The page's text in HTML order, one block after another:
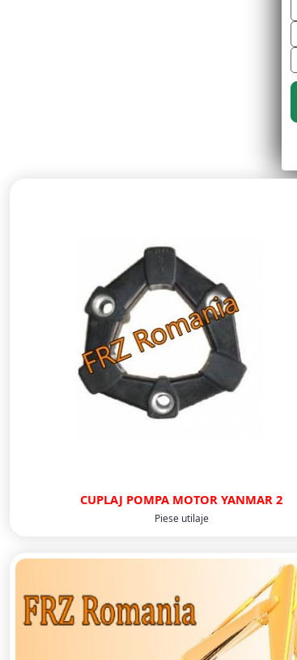
CUPLAJ POMPA MOTOR YANMAR 2
Piese utilaje